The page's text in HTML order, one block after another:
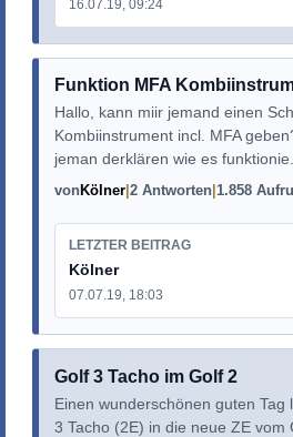
16.07.19, 09:24
Funktion MFA
Hallo, kann miir jemand einen
Kombiinstrument incl. MFA
jeman derklären wie es
vonKölner 2 Antworten 1.858
LETZTER BEITRAG
Kölner
07.07.19, 18:03
Golf 3 Tacho im Golf 2
Einen wunderschönen guten Tag
3 Tacho (2E) in die neue ZE vom